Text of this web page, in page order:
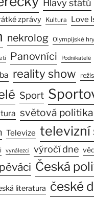
Hlavy států
zprávy Kultura Love
nekrolog Olympijské hry
Panovníci Podnikatelé
reality show
Sport
světová politika
Televize televizní
vynálezci výročí dne
Česká
literatura české